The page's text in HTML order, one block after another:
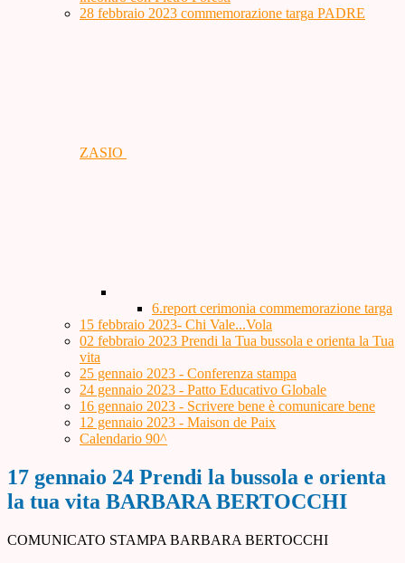
28 febbraio 2023 commemorazione targa PADRE
ZASIO
6.report cerimonia commemorazione targa
15 febbraio 2023- Chi Vale...Vola
02 febbraio 2023 Prendi la Tua bussola e orienta la Tua
vita
25 gennaio 2023 - Conferenza stampa
24 gennaio 2023 - Patto Educativo Globale
16 gennaio 2023 - Scrivere bene è comunicare bene
12 gennaio 2023 - Maison de Paix
Calendario 90^
17 gennaio 24 Prendi la bussola e orienta
la tua vita BARBARA BERTOCCHI
COMUNICATO STAMPA BARBARA BERTOCCHI